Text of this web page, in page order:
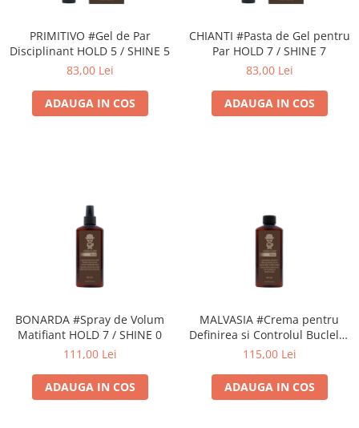
Gel In Bottle
Clasic Gel Medium
Jelly Gel Strong
Păr Creț
Păr Drept
Puro Sole (protectie solara)
PRIMITIVO #Gel de Par
Disciplinant HOLD 5 / SHINE 5
83,00 Lei
ADAUGA IN COS
CHIANTI #Pasta de Gel pentru
Par HOLD 7 / SHINE 7
83,00 Lei
ADAUGA IN COS
BONARDA #Spray de Volum
Matifiant HOLD 7 / SHINE 0
111,00 Lei
ADAUGA IN COS
MALVASIA #Crema pentru
Definirea si Controlul Buclelor
HOLD 4 / SHINE 5
115,00 Lei
ADAUGA IN COS